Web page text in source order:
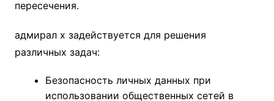
пересечения.
адмирал х задействуется для решения
различных задач:
Безопасность личных данных при
использовании общественных сетей в